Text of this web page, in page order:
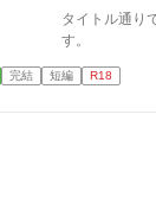
タイトル通りです。 楽しんでいただ
す。
完結 短編 R18